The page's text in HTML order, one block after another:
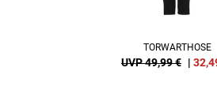
TORWARTHOSE
UVP 49,99 € |